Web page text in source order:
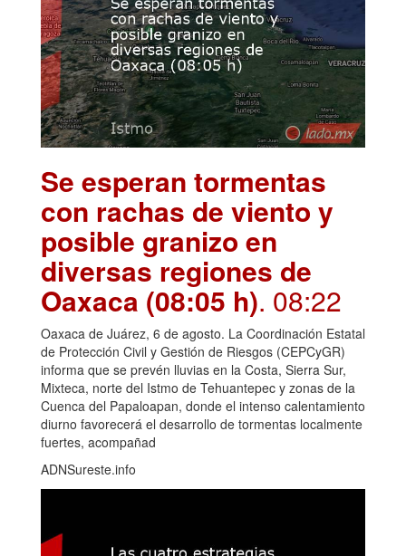
Se esperan tormentas
con rachas de viento y
posible granizo en
diversas regiones de
Oaxaca (08:05 h). 08:22
Oaxaca de Juárez, 6 de agosto. La Coordinación Estatal
de Protección Civil y Gestión de Riesgos (CEPCyGR)
informa que se prevén lluvias en la Costa, Sierra Sur,
Mixteca, norte del Istmo de Tehuantepec y zonas de la
Cuenca del Papaloapan, donde el intenso calentamiento
diurno favorecerá el desarrollo de tormentas localmente
fuertes, acompañad
ADNSureste.info